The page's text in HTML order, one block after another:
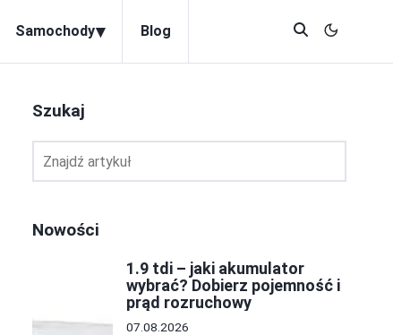
Samochody▾ Blog
Szukaj
Nowości
1.9 tdi – jaki akumulator
wybrać? Dobierz pojemność i
prąd rozruchowy
07.08.2026